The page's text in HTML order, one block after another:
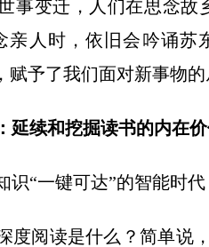
事变迁，人们在思念
亲人时，依旧会吟诵
赋予了我们面对新事物的
续和挖掘读书的内在
“一键可达”的智能时代
阅读是什么？简单说，